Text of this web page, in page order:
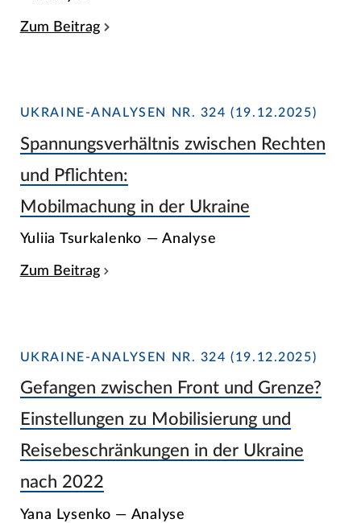
Zum Beitrag
UKRAINE-ANALYSEN NR. 324 (19.12.2025)
Spannungsverhältnis zwischen Rechten
und Pflichten:
Mobilmachung in der Ukraine
Yuliia Tsurkalenko — Analyse
Zum Beitrag
UKRAINE-ANALYSEN NR. 324 (19.12.2025)
Gefangen zwischen Front und Grenze?
Einstellungen zu Mobilisierung und
Reisebeschränkungen in der Ukraine
nach 2022
Yana Lysenko — Analyse